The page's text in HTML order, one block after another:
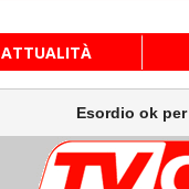
ATTUALITÀ
Esordio ok per Musetti